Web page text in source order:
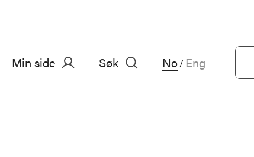
Min side Søk No/ Eng